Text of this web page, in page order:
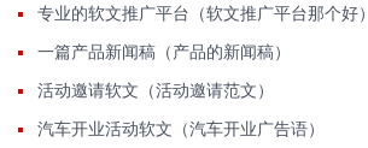
专业的软文推广平台（软文推广平台那个好）
一篇产品新闻稿（产品的新闻稿）
活动邀请软文（活动邀请范文）
汽车开业活动软文（汽车开业广告语）